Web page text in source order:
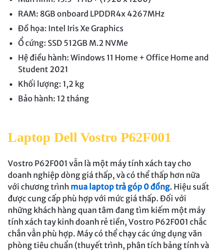
RAM: 8GB onboard LPDDR4x 4267MHz
Đồ họa: Intel Iris Xe Graphics
Ổ cứng: SSD 512GB M.2 NVMe
Hệ điều hành: Windows 11 Home + Office Home and
Student 2021
Khối lượng: 1,2 kg
Bảo hành: 12 tháng
Laptop Dell Vostro P62F001
Vostro P62F001 vẫn là một máy tính xách tay cho
doanh nghiệp dòng giá thấp, và có thể thấp hơn nữa
với chương trình mua laptop trả góp 0 đồng. Hiệu suất
được cung cấp phù hợp với mức giá thấp. Đối với
những khách hàng quan tâm đang tìm kiếm một máy
tính xách tay kinh doanh rẻ tiền, Vostro P62F001 chắc
chắn vẫn phù hợp. Máy có thể chạy các ứng dụng văn
phòng tiêu chuẩn (thuyết trình, phân tích bảng tính và